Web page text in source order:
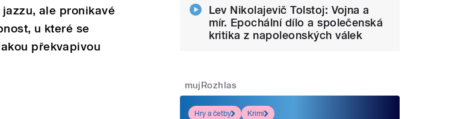
ale pronikavé
u které se
překvapivou
Lev Nikolajevič Tolstoj: Vojna a
mír. Epochální dílo a společenská
kritika z napoleonských válek
mujRozhlas
Hry a četby
Krimi